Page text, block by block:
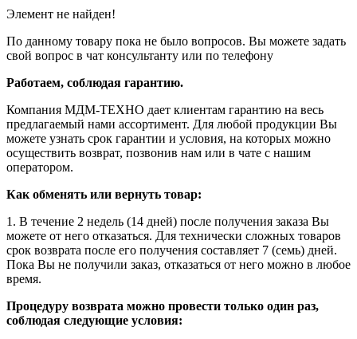
Элемент не найден!
По данному товару пока не было вопросов. Вы можете задать
свой вопрос в чат консультанту или по телефону
Работаем, соблюдая гарантию.
Компания МДМ-ТЕХНО дает клиентам гарантию на весь
предлагаемый нами ассортимент. Для любой продукции Вы
можете узнать срок гарантии и условия, на которых можно
осуществить возврат, позвонив нам или в чате с нашим
оператором.
Как обменять или вернуть товар:
1. В течение 2 недель (14 дней) после получения заказа Вы
можете от него отказаться. Для технически сложных товаров
срок возврата после его получения составляет 7 (семь) дней.
Пока Вы не получили заказ, отказаться от него можно в любое
время.
Процедуру возврата можно провести только один раз,
соблюдая следующие условия: